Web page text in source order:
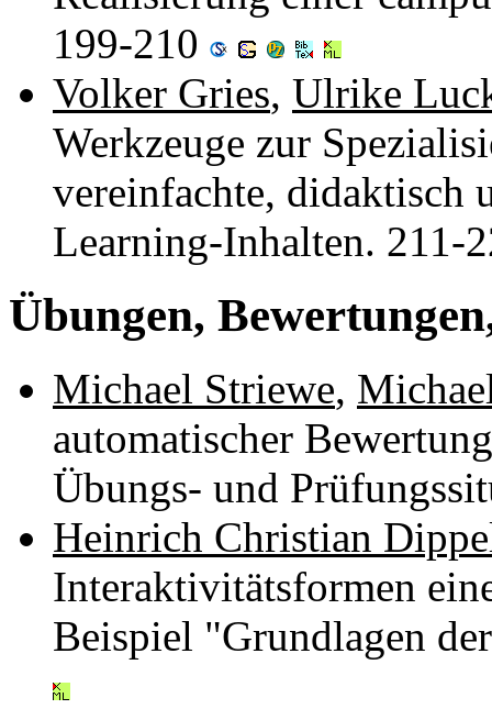
199-210
Volker Gries, Ulrike
Werkzeuge zur
vereinfachte, didaktisch
Learning-Inhalten. 211-
Übungen,
Michael Striewe,
automatischer
Übungs- und
Heinrich Christian
Interaktivitätsformen
Beispiel "Grundlagen